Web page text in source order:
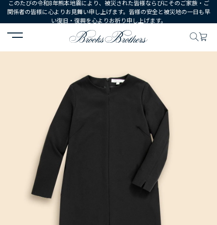
このたびの令和8年熊本地震により、被災された皆様ならびにそのご家族・ご
関係者の皆様に心よりお見舞い申し上げます。皆様の安全と被災地の一日も早
い復旧・復興を心よりお祈り申し上げます。
HOME ウェア ドレス・ワンピース ポリエステルブ